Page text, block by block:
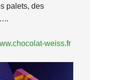
palets, des
weiss.fr